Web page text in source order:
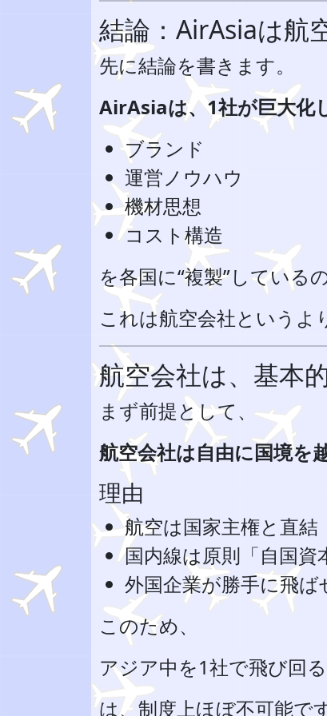
結論：AirAsiaは航
先に結論を書きます。
AirAsiaは、1社が巨大化
ブランド
運営ノウハウ
機材思想
コスト構造
を各国に“複製”している
これは航空会社というよ
航空会社は、基本
まず前提として、
航空会社は自由に国境を
理由
航空は国家主権と直結
国内線は原則「自国資
外国企業が勝手に飛ば
このため、
アジア中を1社で飛び回
は、制度上ほぼ不可能です